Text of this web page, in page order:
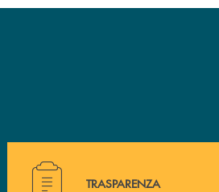
Hai bisogno di alcuni
TRASPARENZA